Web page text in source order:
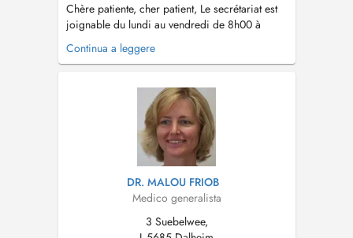
Chère patiente, cher patient, Le secrétariat est
joignable du lundi au vendredi de 8h00 à
12h00 et (sauf mercredi après-midi) de 13h00
à 17h00 Tél. : 23 66 83 17 En cas de fièvre
prions de bien vouloir porter un masque
chirurgical à l'intérieur du centr...
Continua a leggere
DR. MALOU FRIOB
Medico generalista
3 Suebelwee,